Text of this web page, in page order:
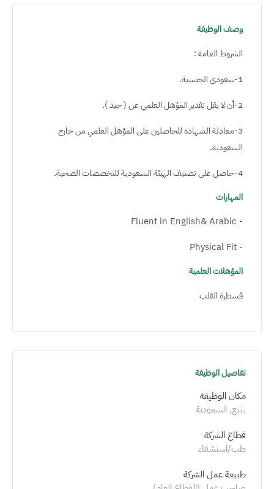
وصف الوظيفة
الشروط العامة :
1-سعودي الجنسية.
2-أن لا يقل تقدير المؤهل العلمي عن ( جيد ).
3-معادلة الشهادة للحاصلين على المؤهل العلمي من خارج
السعودية.
4-حاصل على تصنيف الهيئة السعودية للتخصصات الصحية.
المهارات
- Fluent in English& Arabic
- Physical Fit
المؤهلات العلمية
قسطرة القلب
تفاصيل الوظيفة
مكان الوظيفة
ينبع, السعودية
قطاع الشركة
طب/استشفاء
طبيعة عمل الشركة